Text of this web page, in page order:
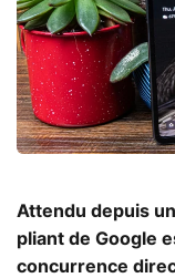
Attendu depuis
pliant de Google
concurrence